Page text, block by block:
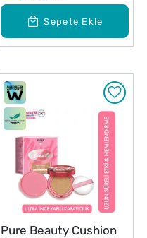
Sepete Ekle
Pure Beauty Cushion